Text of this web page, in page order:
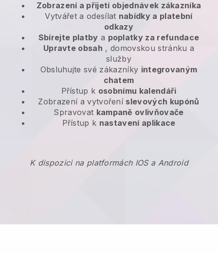
Zobrazení a přijetí objednávek zákazníka
Vytvářet a odesílat nabídky a platební
odkazy
Sbírejte platby a poplatky za refundace
Upravte obsah , domovskou stránku a
služby
Obsluhujte své zákazníky integrovaným
chatem
Přístup k osobnímu kalendáři
Zobrazení a vytvoření slevových kupónů
Spravovat kampaně ovlivňovače
Přístup k nastavení aplikace
K dispozici na platformách IOS a Android